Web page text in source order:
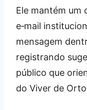
Ele mantém um
e‑mail
mensagem
registrando
público que
do Viver de